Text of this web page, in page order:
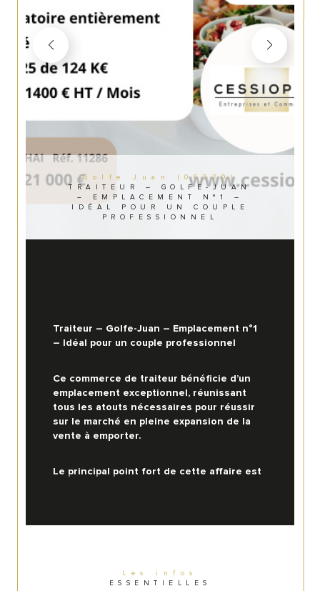
Golfe Juan (06220)
TRAITEUR – GOLFE-JUAN
– EMPLACEMENT N°1 –
IDÉAL POUR UN COUPLE
PROFESSIONNEL
Les infos
ESSENTIELLES
Traiteur – Golfe-Juan – Emplacement n°1
– Idéal pour un couple professionnel
Ce commerce de traiteur bénéficie d’un
emplacement exceptionnel, réunissant
tous les atouts nécessaires pour réussir
sur le marché en pleine expansion de la
vente à emporter.
Le principal point fort de cette affaire est